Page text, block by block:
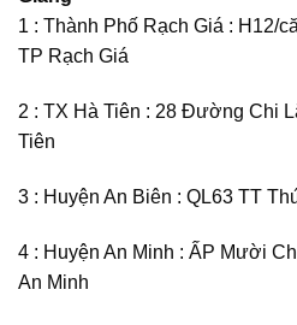
1 : Thành Phố Rạch Giá : H12/
TP Rạch Giá
2 : TX Hà Tiên : 28 Đường Chi
Tiên
3 : Huyện An Biên : QL63 TT
4 : Huyện An Minh : ẤP Mười
An Minh